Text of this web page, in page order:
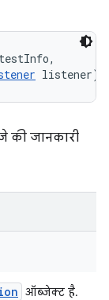
testInfo,
listener)
की जानकारी
ऑब्जेक्ट है.